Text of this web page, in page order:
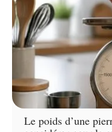
Le poids d’une